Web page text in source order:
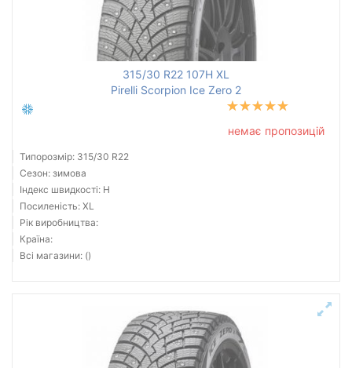
315/30 R22 107H XL
Pirelli Scorpion Ice Zero 2
немає пропозицій
Типорозмір: 315/30 R22
Сезон: зимова
Індекс швидкості: H
Посиленість: XL
Рік виробництва:
Країна:
Всі магазини: ()